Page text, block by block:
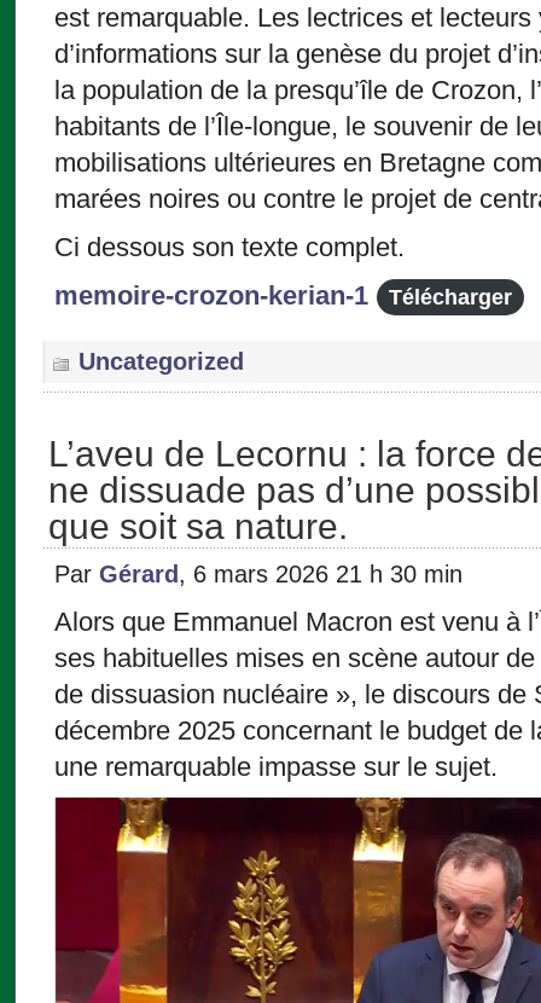
est remarquable. Les lectrices et
d’informations sur la genèse du projet
la population de la presqu’île de Crozon,
habitants de l’Île-longue, le souvenir de
mobilisations ultérieures en Bretagne
marées noires ou contre le projet de
Ci dessous son texte complet.
memoire-crozon-kerian-1
Télécharger
Uncategorized
L’aveu de Lecornu : la force
ne dissuade pas d’une
que soit sa nature.
Par Gérard , 6 mars 2026 21 h 30 min
Alors que Emmanuel Macron est venu à
ses habituelles mises en scène autour
de dissuasion nucléaire », le discours de
décembre 2025 concernant le budget de
une remarquable impasse sur le sujet.